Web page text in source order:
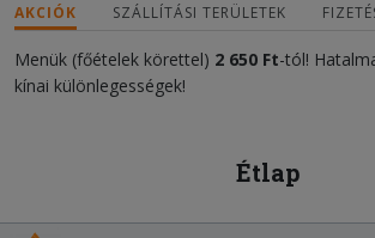
AKCIÓK SZÁLLÍTÁSI TERÜLETEK
Menük (főételek körettel) 2 650 Ft-tól!
kínai különlegességek!
Étlap